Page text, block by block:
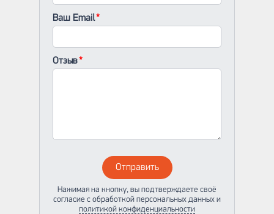
Ваш Email
Отзыв
Отправить
Нажимая на кнопку, вы подтверждаете своё
согласие с обработкой персональных данных и
политикой конфиденциальности